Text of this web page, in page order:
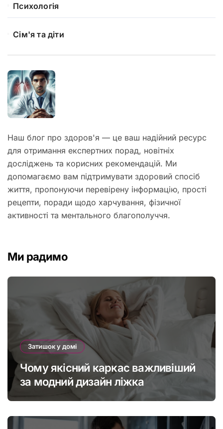
Психологія
Сім'я та діти
Наш блог про здоров'я — це ваш надійний ресурс
для отримання експертних порад, новітніх
досліджень та корисних рекомендацій. Ми
допомагаємо вам підтримувати здоровий спосіб
життя, пропонуючи перевірену інформацію, прості
рецепти, поради щодо харчування, фізичної
активності та ментального благополуччя.
Ми радимо
Затишок у домі
Чому якісний каркас важливіший
за модний дизайн ліжка